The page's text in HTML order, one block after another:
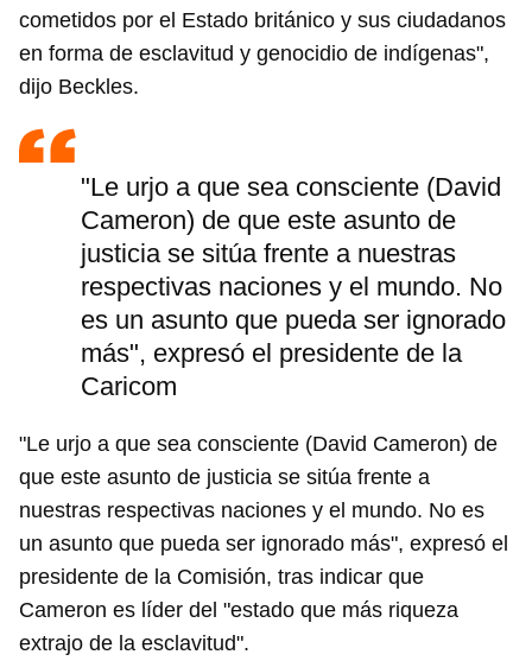
cometidos por el Estado británico y sus ciudadanos
en forma de esclavitud y genocidio de indígenas",
dijo Beckles.
"Le urjo a que sea consciente (David
Cameron) de que este asunto de
justicia se sitúa frente a nuestras
respectivas naciones y el mundo. No
es un asunto que pueda ser ignorado
más", expresó el presidente de la
Caricom
"Le urjo a que sea consciente (David Cameron) de
que este asunto de justicia se sitúa frente a
nuestras respectivas naciones y el mundo. No es
un asunto que pueda ser ignorado más", expresó el
presidente de la Comisión, tras indicar que
Cameron es líder del "estado que más riqueza
extrajo de la esclavitud".